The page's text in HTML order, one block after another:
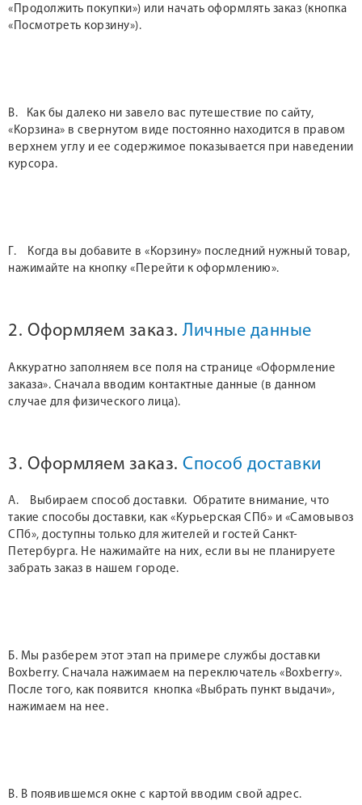
«Продолжить покупки») или начать оформлять заказ (кнопка
«Посмотреть корзину»).
В. Как бы далеко ни завело вас путешествие по сайту,
«Корзина» в свернутом виде постоянно находится в правом
верхнем углу и ее содержимое показывается при наведении
курсора.
Г. Когда вы добавите в «Корзину» последний нужный товар,
нажимайте на кнопку «Перейти к оформлению».
2. Оформляем заказ. Личные данные
Аккуратно заполняем все поля на странице «Оформление
заказа». Сначала вводим контактные данные (в данном
случае для физического лица).
3. Оформляем заказ. Способ доставки
А. Выбираем способ доставки. Обратите внимание, что
такие способы доставки, как «Курьерская СПб» и «Самовывоз
СПб», доступны только для жителей и гостей Санкт-
Петербурга. Не нажимайте на них, если вы не планируете
забрать заказ в нашем городе.
Б. Мы разберем этот этап на примере службы доставки
Boxberry. Сначала нажимаем на переключатель «Boxberry».
После того, как появится кнопка «Выбрать пункт выдачи»,
нажимаем на нее.
В. В появившемся окне с картой вводим свой адрес.